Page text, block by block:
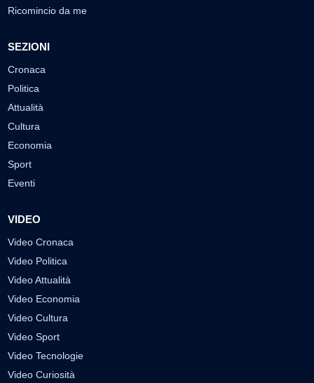
Ricomincio da me
SEZIONI
Cronaca
Politica
Attualità
Cultura
Economia
Sport
Eventi
VIDEO
Video Cronaca
Video Politica
Video Attualità
Video Economia
Video Cultura
Video Sport
Video Tecnologie
Video Curiosità